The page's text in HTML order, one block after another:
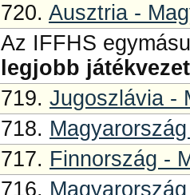
720. Ausztria -
Az IFFHS
legjobb
719. Jugoszlávia -
718.
717. Finnország -
716.